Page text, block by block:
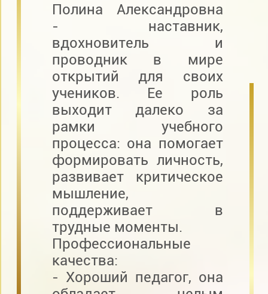
Полина Александровна
- наставник,
вдохновитель и
проводник в мире
открытий для своих
учеников. Ее роль
выходит далеко за
рамки учебного
процесса: она помогает
формировать личность,
развивает критическое
мышление,
поддерживает в
трудные моменты.
Профессиональные
качества:
- Хороший педагог, она